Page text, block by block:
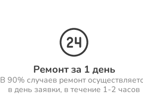
Ремонт за 1 день
В 90% случаев ремонт
в день заявки, в течение 1-2 часов